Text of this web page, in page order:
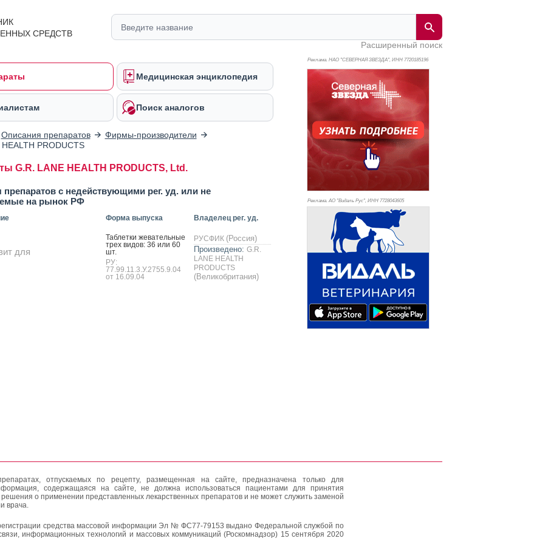
СРЕДСТВ
Расширенный поиск
Медицинская энциклопедия
Поиск аналогов
Описания препаратов
Фирмы-производители
PRODUCTS
G.R. LANE HEALTH PRODUCTS, Ltd.
препаратов с недействующими рег. уд. или не
на рынок РФ
Форма выпуска Владелец рег. уд.
для
Таб­летки же­ватель­ные
трех ви­дов: 36 или 60
шт.
РУ:
77.99.11.3.У.2755.9.04
от 16.09.04
РУСФИК (Россия)
Произведено: G.R.
LANE HEALTH
PRODUCTS
(Великобритания)
Реклама. НАО "СЕВЕРНАЯ ЗВЕЗДА", ИНН 7720185196
Реклама. АО "Видаль Рус", ИНН 7728043605
отпускаемых по рецепту, размещенная на сайте, предназначена только для
содержащаяся на сайте, не должна использоваться пациентами для принятия
решения о применении представленных лекарственных препаратов и не может служить заменой
врача.
средства массовой информации Эл № ФС77-79153 выдано Федеральной службой по
информационных технологий и массовых коммуникаций (Роскомнадзор) 15 сентября 2020